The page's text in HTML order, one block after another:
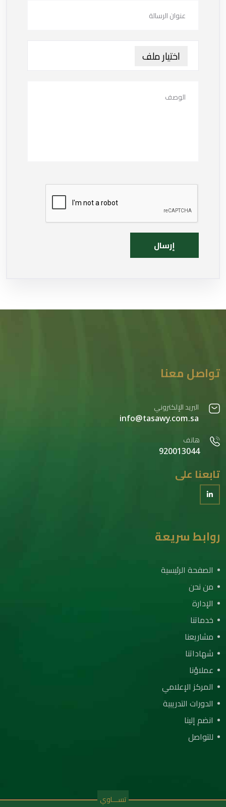
إرسال
تواصل معنا
البريد الإلكتروني
info@tasawy.com.sa
هاتف
920013044
تابعنا على
روابط سريعة
الصفحة الرئيسية
من نحن
الإدارة
خدماتنا
مشاريعنا
شهاداتنا
عملاؤنا
المركز الإعلامي
الدورات التدريبية
انضم إلينا
للتواصل
تســـاوي